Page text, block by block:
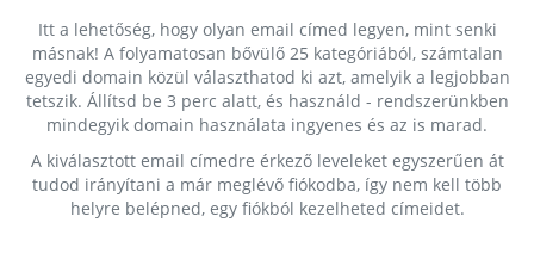
Itt a lehetőség, hogy olyan email címed legyen, mint senki
másnak! A folyamatosan bővülő 25 kategóriából, számtalan
egyedi domain közül választhatod ki azt, amelyik a legjobban
tetszik. Állítsd be 3 perc alatt, és használd - rendszerünkben
mindegyik domain használata ingyenes és az is marad.
A kiválasztott email címedre érkező leveleket egyszerűen át
tudod irányítani a már meglévő fiókodba, így nem kell több
helyre belépned, egy fiókból kezelheted címeidet.